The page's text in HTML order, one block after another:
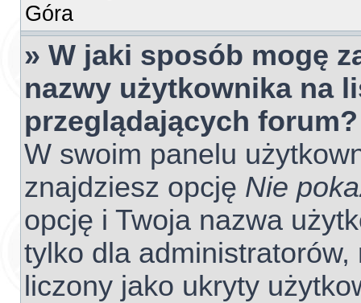
Góra
» W jaki sposób mogę
nazwy użytkownika na
przeglądających forum?
W swoim panelu
znajdziesz opcję Nie
opcję i Twoja nazwa
tylko dla
liczony jako ukryty